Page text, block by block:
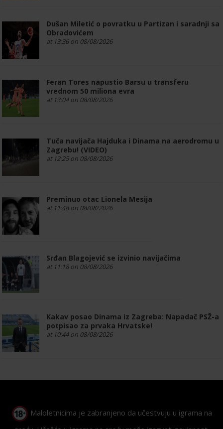
Dušan Miletić o povratku u Partizan i saradnji sa
Obradovićem
at 13:36 on 08/08/2026
Feran Tores napustio Barsu u transferu
vrednom 50 miliona evra
at 13:04 on 08/08/2026
Tuča navijača Hajduka i Dinama na aerodromu u
Zagrebu! (VIDEO)
at 12:25 on 08/08/2026
Preminuo otac Lionela Mesija
at 11:48 on 08/08/2026
Srđan Blagojević se izvinio navijačima
at 11:18 on 08/08/2026
Kakav posao Dinama iz Zagreba: Napadač PSŽ-a
potpisao za prvaka Hrvatske!
at 10:44 on 08/08/2026
Maloletnicima je zabranjeno da učestvuju u igrama na